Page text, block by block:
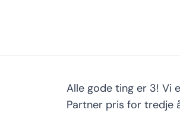
Alle gode ting er 3! Vi
Partner pris for tredje